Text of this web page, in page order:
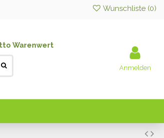
Wunschliste (0)
Warenwert
Anmelden